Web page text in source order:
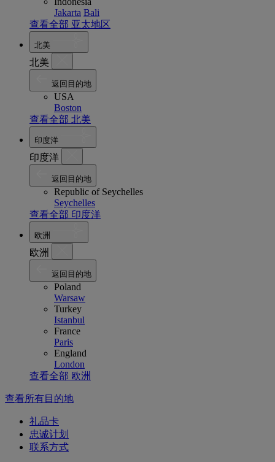
Jakarta Bali
查看全部 亚太地区
北美
北美
返回目的地
USA
Boston
查看全部 北美
印度洋
印度洋
返回目的地
Republic of Seychelles
Seychelles
查看全部 印度洋
欧洲
欧洲
返回目的地
Poland
Warsaw
Turkey
Istanbul
France
Paris
England
London
查看全部 欧洲
查看所有目的地
礼品卡
忠诚计划
联系方式